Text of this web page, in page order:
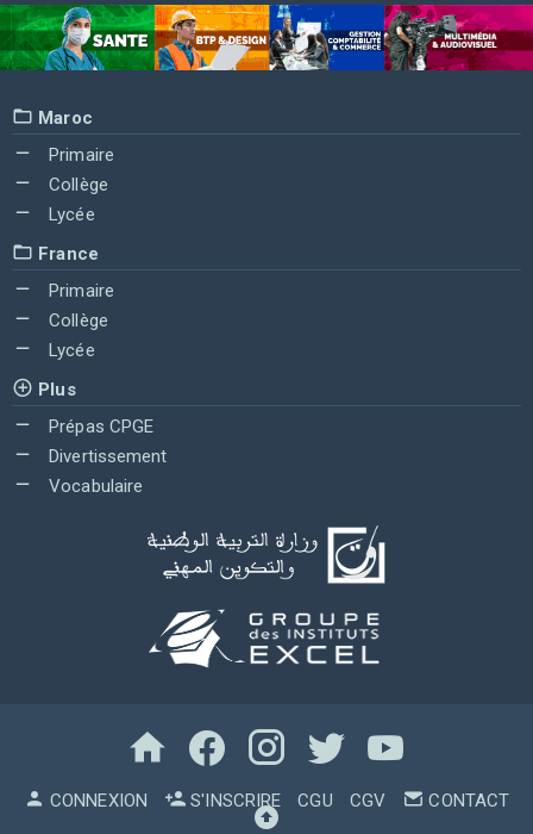
Maroc
Primaire
Collège
Lycée
France
Primaire
Collège
Lycée
Plus
Prépas CPGE
Divertissement
Vocabulaire
CONNEXION S'INSCRIRE CGU CGV CONTACT